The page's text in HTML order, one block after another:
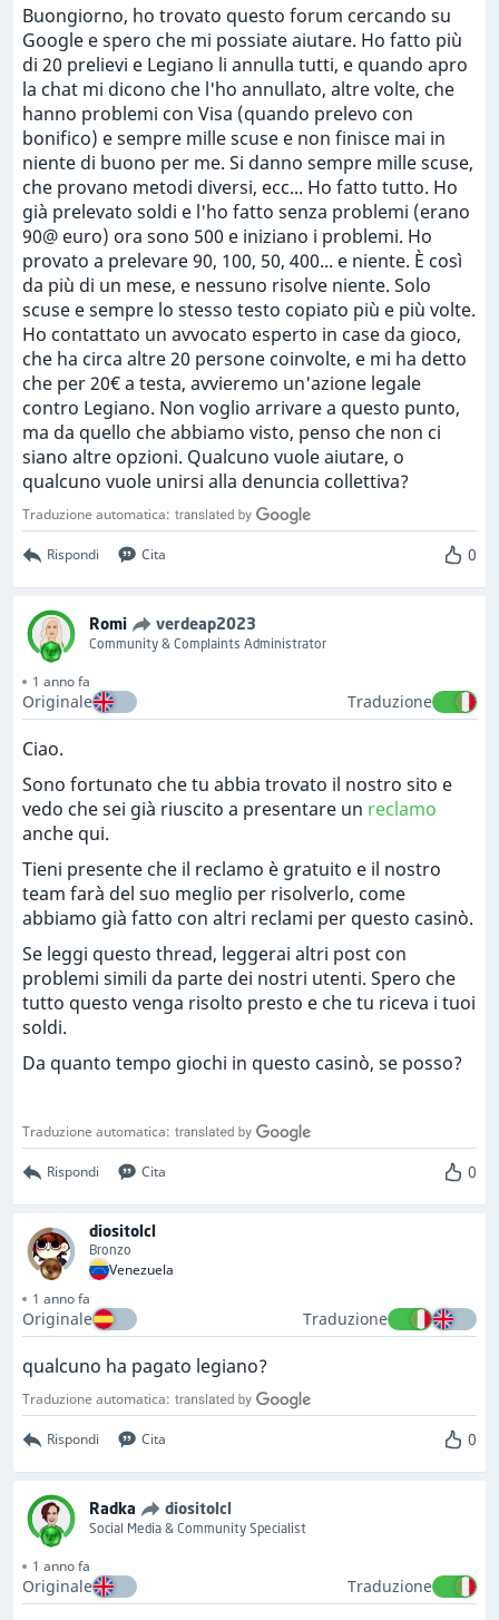
Buongiorno, ho trovato questo forum cercando su
Google e spero che mi possiate aiutare. Ho fatto più
di 20 prelievi e Legiano li annulla tutti, e quando apro
la chat mi dicono che l'ho annullato, altre volte, che
hanno problemi con Visa (quando prelevo con
bonifico) e sempre mille scuse e non finisce mai in
niente di buono per me. Si danno sempre mille scuse,
che provano metodi diversi, ecc... Ho fatto tutto. Ho
già prelevato soldi e l'ho fatto senza problemi (erano
90@ euro) ora sono 500 e iniziano i problemi. Ho
provato a prelevare 90, 100, 50, 400... e niente. È così
da più di un mese, e nessuno risolve niente. Solo
scuse e sempre lo stesso testo copiato più e più volte.
Ho contattato un avvocato esperto in case da gioco,
che ha circa altre 20 persone coinvolte, e mi ha detto
che per 20€ a testa, avvieremo un'azione legale
contro Legiano. Non voglio arrivare a questo punto,
ma da quello che abbiamo visto, penso che non ci
siano altre opzioni. Qualcuno vuole aiutare, o
qualcuno vuole unirsi alla denuncia collettiva?
Traduzione automatica:
Rispondi Cita 0
Romi verdeap2023
Community & Complaints Administrator
1 anno fa
Originale Traduzione
Ciao.
Sono fortunato che tu abbia trovato il nostro sito e
vedo che sei già riuscito a presentare un reclamo
anche qui.
Tieni presente che il reclamo è gratuito e il nostro
team farà del suo meglio per risolverlo, come
abbiamo già fatto con altri reclami per questo casinò.
Se leggi questo thread, leggerai altri post con
problemi simili da parte dei nostri utenti. Spero che
tutto questo venga risolto presto e che tu riceva i tuoi
soldi.
Da quanto tempo giochi in questo casinò, se posso?
Traduzione automatica:
Rispondi Cita 0
diositolcl
Bronzo
Venezuela
1 anno fa
Originale Traduzione
qualcuno ha pagato legiano?
Traduzione automatica:
Rispondi Cita 0
Radka diositolcl
Social Media & Community Specialist
1 anno fa
Originale Traduzione